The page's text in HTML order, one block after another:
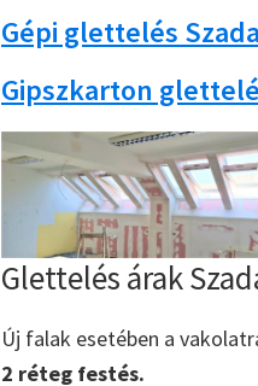
Gépi glettelés Szada
Gipszkarton
Glettelés árak
Új falak esetében a
2 réteg festés.